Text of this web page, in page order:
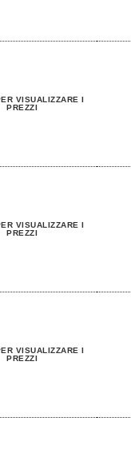
VISUALIZZARE I
PREZZI
VISUALIZZARE I
PREZZI
VISUALIZZARE I
PREZZI